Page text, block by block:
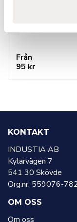
Från
95 kr
KONTAKT
INDUSTIA AB
Kylarvägen 7
541 30 Skövde
Org.nr: 559076-
OM OSS
Om oss